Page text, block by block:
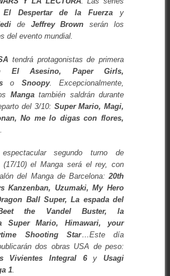
El Despertar de la Fuerza y
de Jeffrey Brown serán los
del evento mundial.
tendrá protagonistas de primera
El Asesino, Paper Girls,
o Snoopy. Excepcionalmente,
Mangatambién saldrán durante
del 3/10: Super Mario, Magi,
No me lo digas con flores,
segundo turno de
(17/10) el Manga será el rey, con
del Manga de Barcelona: 20th
Kanzenban, Uzumaki, My Hero
Ball Super, La espada del
the Vandel Buster, la
Super Mario, Himawari, your
Shooting Star…Este día
dos obras USA de peso:
Vivientes Integral 6y Usagi
1.